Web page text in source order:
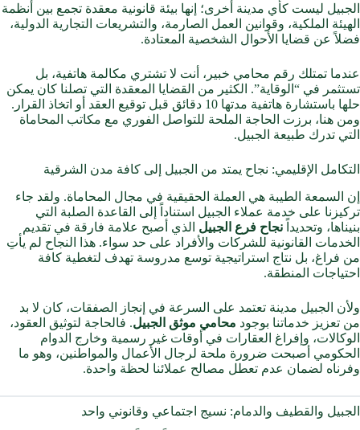
الجبيل ليست كأي مدينة أخرى؛ إنها بيئة قانونية معقدة تجمع بين أنظمة
الهيئة الملكية، وقوانين العمل الصارمة، والتشريعات التجارية الدولية،
فضلاً عن قضايا الأحوال الشخصية المعتادة.
عندما تمتلك رقم محامي خبير، أنت لا تشتري مكالمة هاتفية، بل
تستثمر في “الوقاية”. الكثير من القضايا المعقدة التي تصلنا كان يمكن
حلها باستشارة هاتفية مدتها 10 دقائق قبل توقيع العقد أو اتخاذ القرار.
ومن هنا، برزت الحاجة الملحة للتواصل الفوري مع مكاتب المحاماة
التي تدرك طبيعة الجبيل.
التكامل الإقليمي: نجاح يمتد من الجبيل إلى كافة مدن الشرقية
إن السمعة الطيبة هي العملة الحقيقية في مجال المحاماة. ولقد جاء
تركيزنا على خدمة عملاء الجبيل استناداً إلى القاعدة الصلبة التي
بنيناها، وتحديداً نجاح فرع الجبيل الذي أصبح علامة فارقة في تقديم
الخدمات القانونية للشركات والأفراد على حد سواء. هذا النجاح لم يأتِ
من فراغ، بل نتاج استراتيجية توسع مدروسة تهدف لتغطية كافة
احتياجات المنطقة.
ولأن الجبيل مدينة تعتمد على السرعة في إنجاز الصفقات، كان لا بد
من تعزيز خدماتنا بوجود محامي موثق الجبيل. فالحاجة لتوثيق العقود،
الوكالات، وإفراغ العقارات في أوقات غير رسمية وخارج الدوام
الحكومي أصبحت ضرورة ملحة لرجال الأعمال والمواطنين، وهو ما
وفرناه لضمان عدم تعطل مصالح عملائنا لحظة واحدة.
الجبيل والقطيف والدمام: نسيج اجتماعي وقانوني واحد